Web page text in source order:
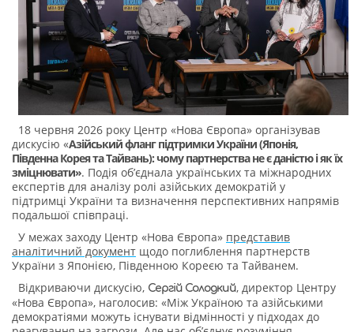
18 червня 2026 року Центр «Нова Європа» організував
дискусію «Азійський фланг підтримки України (Японія,
Південна Корея та Тайвань): чому партнерства не є даністю і як їх
зміцнювати». Подія об’єднала українських та міжнародних
експертів для аналізу ролі азійських демократій у
підтримці України та визначення перспективних напрямів
подальшої співпраці.
У межах заходу Центр «Нова Європа» представив
аналітичний документ щодо поглиблення партнерств
України з Японією, Південною Кореєю та Тайванем.
Відкриваючи дискусію, Сергій Солодкий, директор Центру
«Нова Європа», наголосив: «Між Україною та азійськими
демократіями можуть існувати відмінності у підходах до